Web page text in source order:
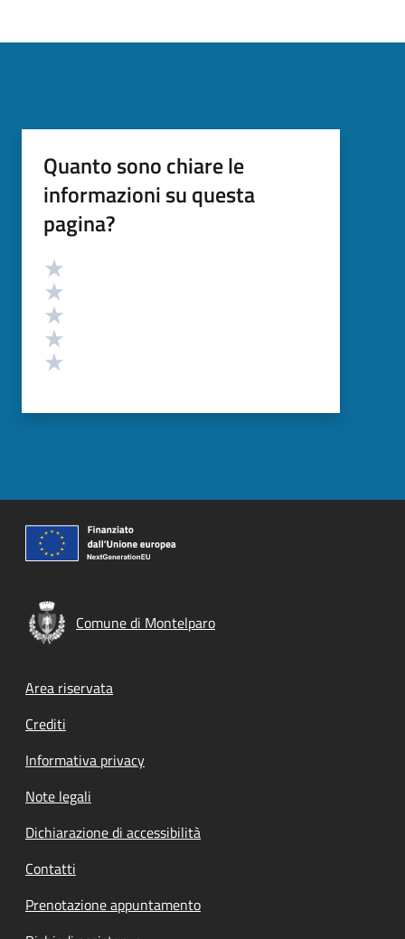
Quanto sono chiare le
informazioni su questa
pagina?
Valutazione
Comune di Montelparo
Footer menu
Area riservata
Crediti
Informativa privacy
Note legali
Dichiarazione di accessibilità
Contatti
Prenotazione appuntamento